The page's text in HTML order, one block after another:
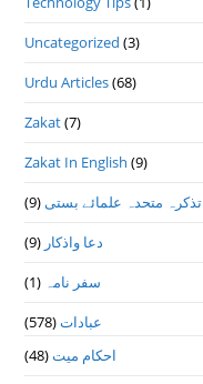
Uncategorized (3)
Urdu Articles(68)
Zakat(7)
Zakat In English (9)
تذكرہ متحدہ علمائے بستى(9)
دعا واذكار (9)
سفر نامہ (1)
عبادات(578)
احکام میت(48)